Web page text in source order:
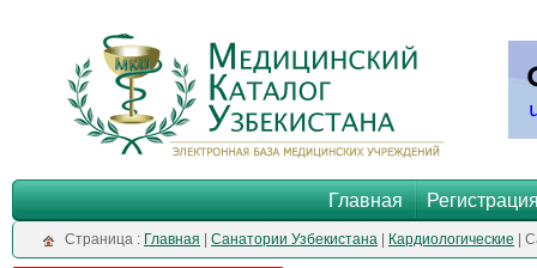
Главная
Cтраница : Главная Санатории Узбекистана Кардиологические |